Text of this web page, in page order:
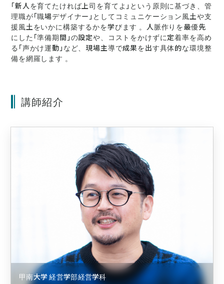
「新人を育てたければ上司を育てよ」という原則に基づき、管
理職が「職場デザイナー」としてコミュニケーション風土や支
援風土をいかに構築するかを学びます 。人脈作りを最優先
にした「準備期間」の設定や、コストをかけずに定着率を高め
る「声かけ運動」など、現場主導で成果を出す具体的な環境整
備を網羅します 。
講師紹介
甲南大学 経営学部経営学科